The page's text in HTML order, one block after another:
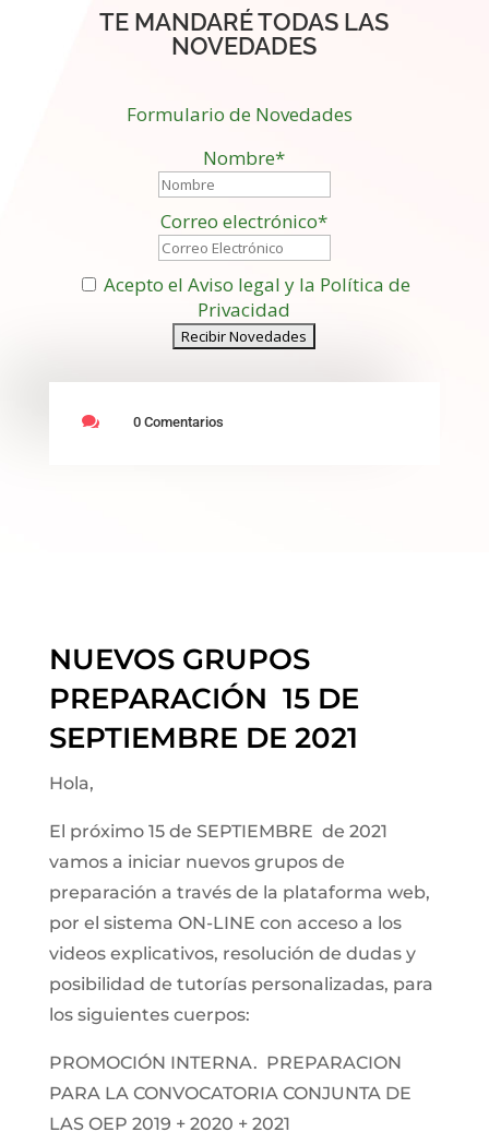
TE MANDARÉ TODAS LAS
NOVEDADES
Formulario de Novedades
Nombre*
Correo electrónico*
Acepto el Aviso legal y la Política de
Privacidad
 0 Comentarios
NUEVOS GRUPOS
PREPARACIÓN 15 DE
SEPTIEMBRE DE 2021
Hola,
El próximo 15 de SEPTIEMBRE de 2021
vamos a iniciar nuevos grupos de
preparación a través de la plataforma web,
por el sistema ON-LINE con acceso a los
videos explicativos, resolución de dudas y
posibilidad de tutorías personalizadas, para
los siguientes cuerpos:
PROMOCIÓN INTERNA. PREPARACION
PARA LA CONVOCATORIA CONJUNTA DE
LAS OEP 2019 + 2020 + 2021